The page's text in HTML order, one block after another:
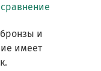
и
имеет